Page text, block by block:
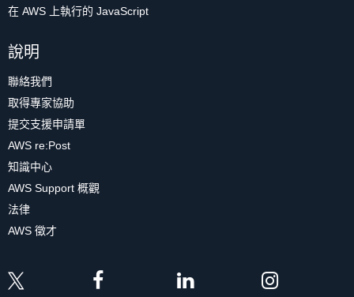
在 AWS 上執行的 JavaScript
說明
聯絡我們
取得專家協助
提交支援申請單
AWS re:Post
知識中心
AWS Support 概觀
法律
AWS 徵才